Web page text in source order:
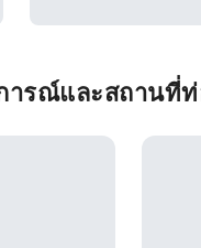
ารณ์และสถานที่ท่